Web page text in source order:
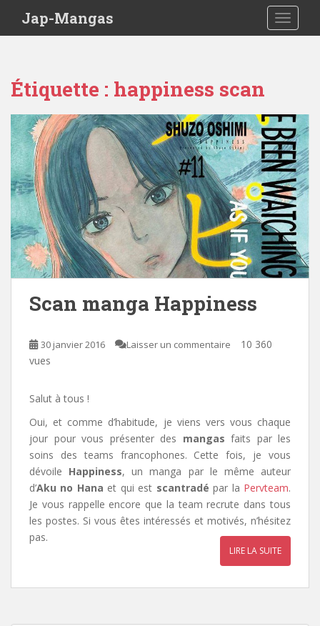
Jap-Mangas
Étiquette : happiness scan
Scan manga Happiness
30 janvier 2016 Laisser un commentaire
10 360
vues
Salut à tous !
Oui, et comme d’habitude, je viens vers vous chaque
jour pour vous présenter des mangas faits par les
soins des teams francophones. Cette fois, je vous
dévoile Happiness, un manga par le même auteur
d’Aku no Hana et qui est scantradé par la Pervteam.
Je vous rappelle encore que la team recrute dans tous
les postes. Si vous êtes intéressés et motivés, n’hésitez
pas.
LIRE LA SUITE